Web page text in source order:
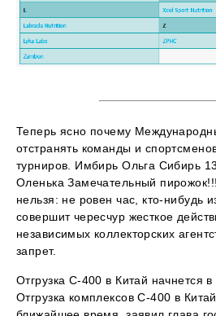
Теперь ясно почему
отстранять команды и
турниров. Имбирь Ольга Сибирь
Оленька Замечательный
нельзя: не ровен час, кто-нибудь
совершит чересчур жесткое
независимых коллекторских
запрет.
Отгрузка С-400 в Китай начнется
Отгрузка комплексов С-400 в